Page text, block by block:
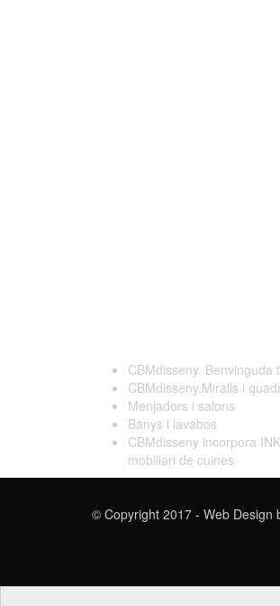
CBMdisseny.
CBMdisseny.Miralls i
Menjadors i salons
Banys i lavabos
CBMdisseny incorpora
mobiliari de cuines
© Copyright 2017 - Web Design